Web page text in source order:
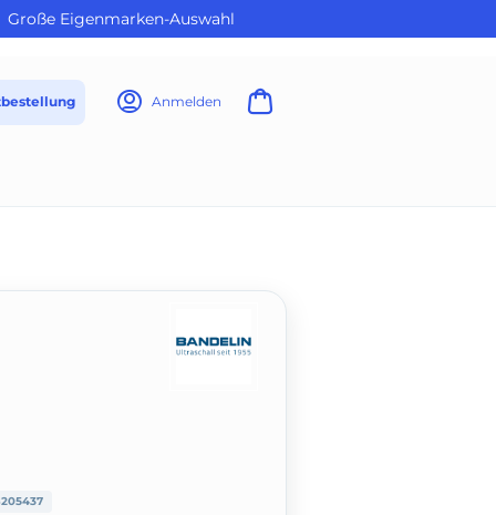
Große Eigenmarken-Auswahl
Anmelden